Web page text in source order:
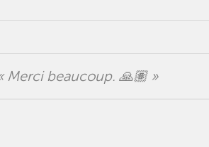
Merci beaucoup. 🙏🏽 »